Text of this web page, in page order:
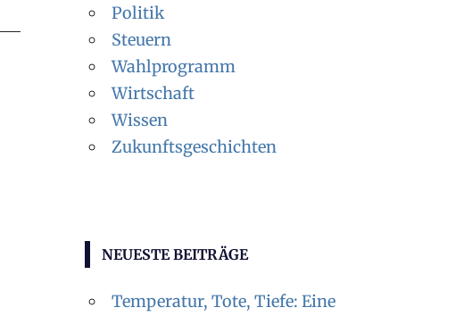
Politik
Steuern
Wahlprogramm
Wirtschaft
Wissen
Zukunftsgeschichten
NEUESTE BEITRÄGE
Temperatur, Tote, Tiefe: Eine